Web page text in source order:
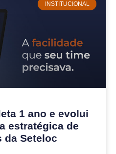
INSTITUCIONAL
1 ano e evolui
estratégica de
da Seteloc